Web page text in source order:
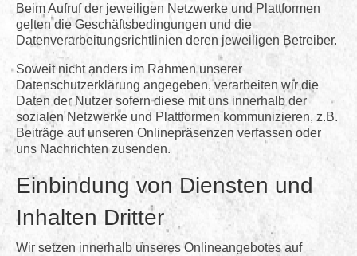
Beim Aufruf der jeweiligen Netzwerke und Plattformen
gelten die Geschäftsbedingungen und die
Datenverarbeitungsrichtlinien deren jeweiligen Betreiber.
Soweit nicht anders im Rahmen unserer
Datenschutzerklärung angegeben, verarbeiten wir die
Daten der Nutzer sofern diese mit uns innerhalb der
sozialen Netzwerke und Plattformen kommunizieren, z.B.
Beiträge auf unseren Onlinepräsenzen verfassen oder
uns Nachrichten zusenden.
Einbindung von Diensten und
Inhalten Dritter
Wir setzen innerhalb unseres Onlineangebotes auf